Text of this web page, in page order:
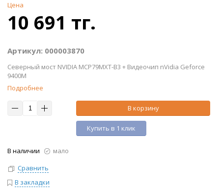
Цена
10 691 тг.
Артикул: 000003870
Северный мост NVIDIA MCP79MXT-B3 + Видеочип nVidia Geforce
9400M
Подробнее
В корзину
Купить в 1 клик
В наличии
мало
Сравнить
В закладки